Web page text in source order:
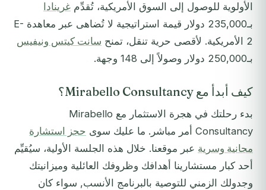
الأولوية للوصول إلى السوق الأمريكية، تُقدِّم غرينادا
بـ235,000 دولار قيمة استراتيجية لا تُضاهى عبر معاهدة E-
2 الأمريكية. لأقصى حرية تنقل، تمنح
سانت كيتس ونيفيس
بـ250,000 دولار وصولاً إلى 148 وجهة.
كيف أبدأ مع Mirabello Consultancy؟
بدء رحلتك في هجرة الاستثمار مع Mirabello
Consultancy أمر مباشر. ما عليك سوى
حجز استشارة
مجانية وسرية عبر موقعنا. خلال هذه الجلسة الأولية، سيُقيِّم
أحد كبار مستشارينا أهدافك وظروفك العائلية وميزانيتك
وجدولك الزمني للتوصية بالبرنامج الأنسب, سواء كان